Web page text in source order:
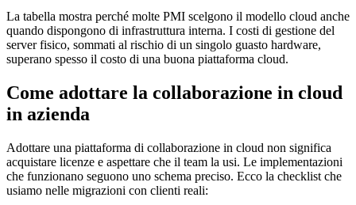
La tabella mostra perché molte PMI scelgono il modello cloud anche
quando dispongono di infrastruttura interna. I costi di gestione del
server fisico, sommati al rischio di un singolo guasto hardware,
superano spesso il costo di una buona piattaforma cloud.
Come adottare la collaborazione in cloud
in azienda
Adottare una piattaforma di collaborazione in cloud non significa
acquistare licenze e aspettare che il team la usi. Le implementazioni
che funzionano seguono uno schema preciso. Ecco la checklist che
usiamo nelle migrazioni con clienti reali: